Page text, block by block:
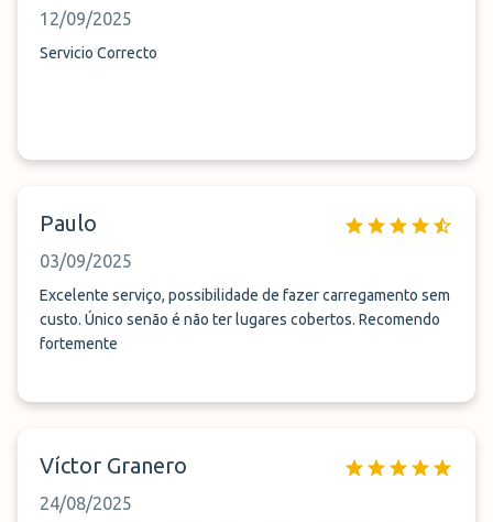
12/09/2025
Servicio Correcto
Paulo
03/09/2025
Excelente serviço, possibilidade de fazer carregamento sem
custo. Único senão é não ter lugares cobertos. Recomendo
fortemente
Víctor Granero
24/08/2025